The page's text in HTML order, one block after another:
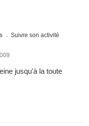
Suivre son activité
jusqu'à la toute